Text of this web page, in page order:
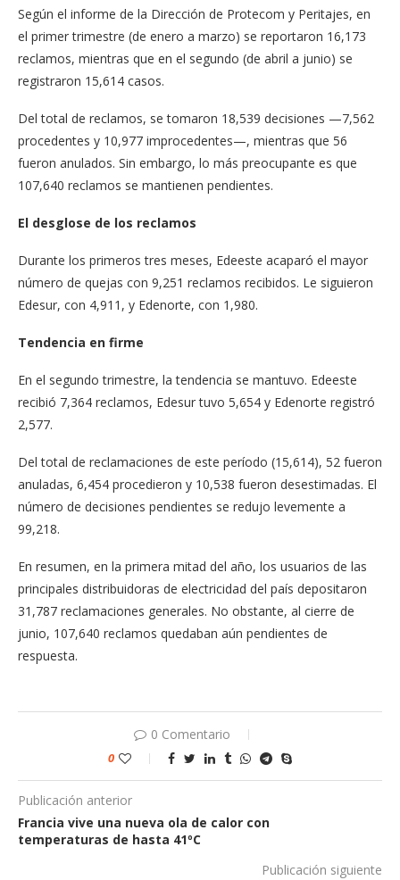
Según el informe de la Dirección de Protecom y Peritajes, en
el primer trimestre (de enero a marzo) se reportaron 16,173
reclamos, mientras que en el segundo (de abril a junio) se
registraron 15,614 casos.
Del total de reclamos, se tomaron 18,539 decisiones —7,562
procedentes y 10,977 improcedentes—, mientras que 56
fueron anulados. Sin embargo, lo más preocupante es que
107,640 reclamos se mantienen pendientes.
El desglose de los reclamos
Durante los primeros tres meses, Edeeste acaparó el mayor
número de quejas con 9,251 reclamos recibidos. Le siguieron
Edesur, con 4,911, y Edenorte, con 1,980.
Tendencia en firme
En el segundo trimestre, la tendencia se mantuvo. Edeeste
recibió 7,364 reclamos, Edesur tuvo 5,654 y Edenorte registró
2,577.
Del total de reclamaciones de este período (15,614), 52 fueron
anuladas, 6,454 procedieron y 10,538 fueron desestimadas. El
número de decisiones pendientes se redujo levemente a
99,218.
En resumen, en la primera mitad del año, los usuarios de las
principales distribuidoras de electricidad del país depositaron
31,787 reclamaciones generales. No obstante, al cierre de
junio, 107,640 reclamos quedaban aún pendientes de
respuesta.
0 Comentario
0
Publicación anterior
Francia vive una nueva ola de calor con
temperaturas de hasta 41ºC
Publicación siguiente